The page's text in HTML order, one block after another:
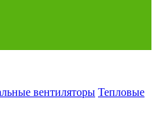
вентиляторы Тепловые